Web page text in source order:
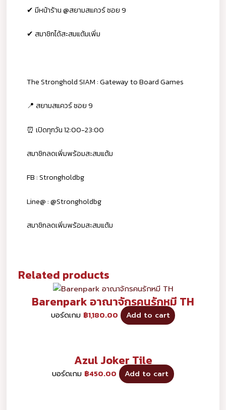
✔ มีหน้าร้าน @สยามสแควร์ ซอย 9
✔ สมาชิกได้สะสมแต้มเพิ่ม
The Stronghold SIAM : Gateway to Board Games
📍 สยามสแควร์ ซอย 9
⏰ เปิดทุกวัน 12:00-23:00
สมาชิกลดเพิ่มพร้อมสะสมแต้ม
FB : Strongholdbg
Line@ : @Strongholdbg
สมาชิกลดเพิ่มพร้อมสะสมแต้ม
Related products
Barenpark อาณาจักรคนรักหมี TH
บอร์ดเกม ฿1,180.00 Add to cart
Azul Joker Tile
บอร์ดเกม ฿450.00 Add to cart